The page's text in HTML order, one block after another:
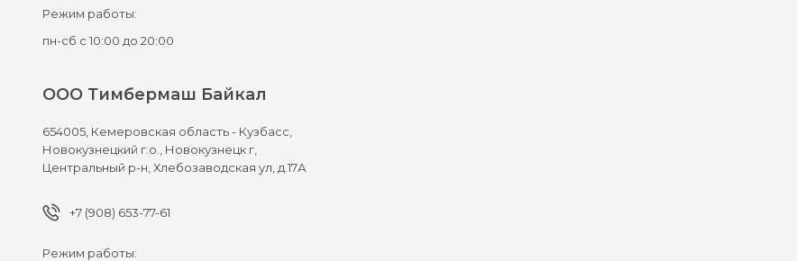
Режим работы:
пн-сб с 10:00 до 20:00
ООО Тимбермаш Байкал
654005, Кемеровская область - Кузбасс,
Новокузнецкий г.о., Новокузнецк г,
Центральный р-н, Хлебозаводская ул, д.17А
+7 (908) 653-77-61
Режим работы: